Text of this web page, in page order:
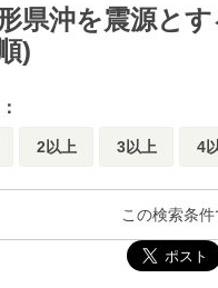
県沖を震源と
)
2以上 3以上 4
この検索条